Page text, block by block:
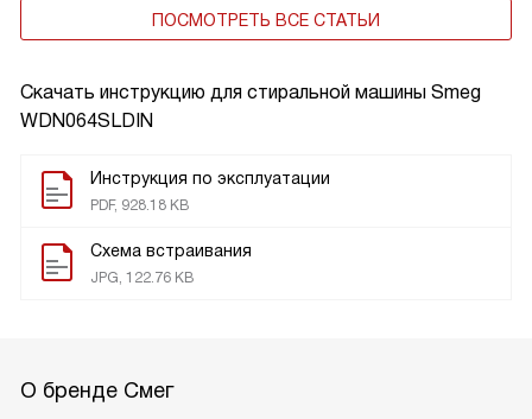
Скачать инструкцию для стиральной машины Smeg
WDN064SLDIN
Инструкция по эксплуатации
PDF, 928.18 KB
Схема встраивания
JPG, 122.76 KB
ПОСМОТРЕТЬ ВСЕ СТАТЬИ
О бренде Смег